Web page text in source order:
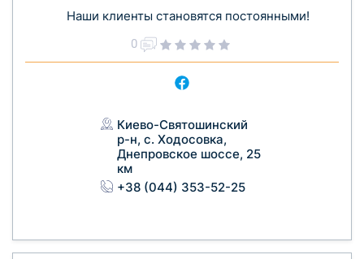
Наши клиенты становятся постоянными!
0
Киево-Святошинский
р-н, с. Ходосовка,
Днепровское шоссе, 25
км
+38 (044) 353-52-25